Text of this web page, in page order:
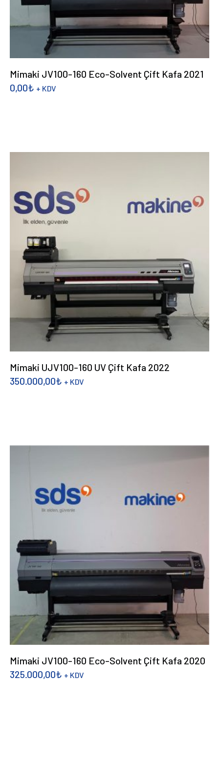
Mimaki JV100-160 Eco-Solvent Çift Kafa 2021
0,00₺ + KDV
Mimaki UJV100-160 UV Çift Kafa 2022
350.000,00₺ + KDV
Mimaki JV100-160 Eco-Solvent Çift Kafa 2020
325.000,00₺ + KDV